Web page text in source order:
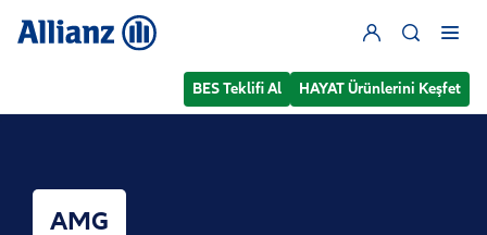
BES Teklifi Al HAYAT Ürünlerini Keşfet
AMG